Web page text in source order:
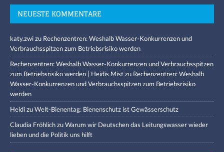
NEUESTE KOMMENTARE
katy.zwizu Rechenzentren: Weshalb Wasser-Konkurrenzen und
Verbrauchsspitzen zum Betriebsrisiko werden
Rechenzentren: Weshalb Wasser-Konkurrenzen und Verbrauchsspitzen
zum Betriebsrisiko werden | Heidis Mistzu Rechenzentren: Weshalb
Wasser-Konkurrenzen und Verbrauchsspitzen zum Betriebsrisiko
werden
HeidizuWelt-Bienentag: Bienenschutz ist Gewässerschutz
Claudia FröhlichzuWarum wir Deutschen das Leitungswasser wieder
lieben und die Politik uns hilft